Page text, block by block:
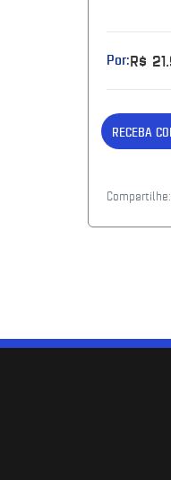
Por:R$
RECEBA
Compartilhe: